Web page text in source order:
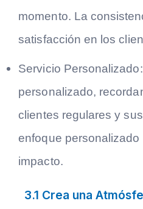
momento. La
satisfacción en los
Servicio Personalizado:
personalizado,
clientes regulares y
enfoque
impacto.
3.1 Crea una